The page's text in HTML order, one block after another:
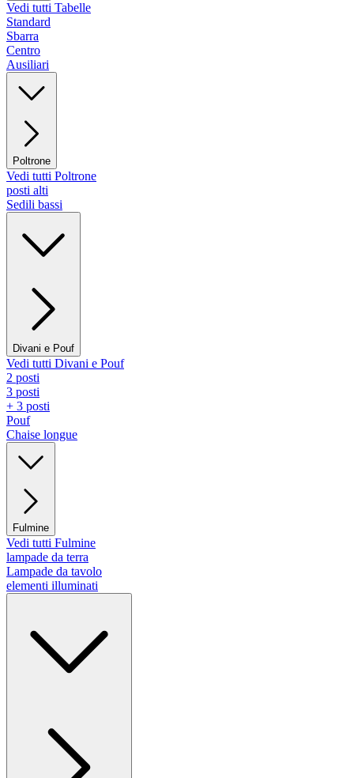
Vedi tutti Tabelle
Standard
Sbarra
Centro
Ausiliari
Poltrone
Vedi tutti Poltrone
posti alti
Sedili bassi
Divani e Pouf
Vedi tutti Divani e Pouf
2 posti
3 posti
+ 3 posti
Pouf
Chaise longue
Fulmine
Vedi tutti Fulmine
lampade da terra
Lampade da tavolo
elementi illuminati